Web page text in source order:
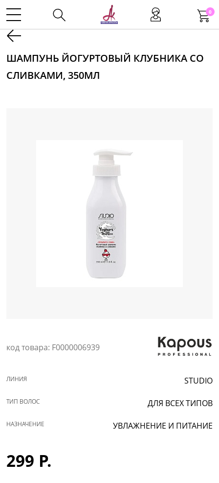
0
Инструменты
Одноразовая продукция
Уход за кожей
ШАМПУНЬ ЙОГУРТОВЫЙ КЛУБНИКА СО
СЛИВКАМИ, 350МЛ
код товара: F0000006939
STUDIO
ЛИНИЯ
ДЛЯ ВСЕХ ТИПОВ
ТИП ВОЛОС
УВЛАЖНЕНИЕ И ПИТАНИЕ
НАЗНАЧЕНИЕ
299 Р.